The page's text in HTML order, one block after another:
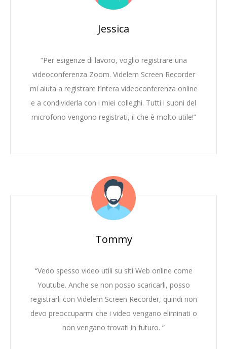
Jessica
“Per esigenze di lavoro, voglio registrare una
videoconferenza Zoom. Videlem Screen Recorder
mi aiuta a registrare l’intera videoconferenza online
e a condividerla con i miei colleghi. Tutti i suoni del
microfono vengono registrati, il che è molto utile!”
Tommy
“Vedo spesso video utili su siti Web online come
Youtube. Anche se non posso scaricarli, posso
registrarli con Videlem Screen Recorder, quindi non
devo preoccuparmi che i video vengano eliminati o
non vengano trovati in futuro. “